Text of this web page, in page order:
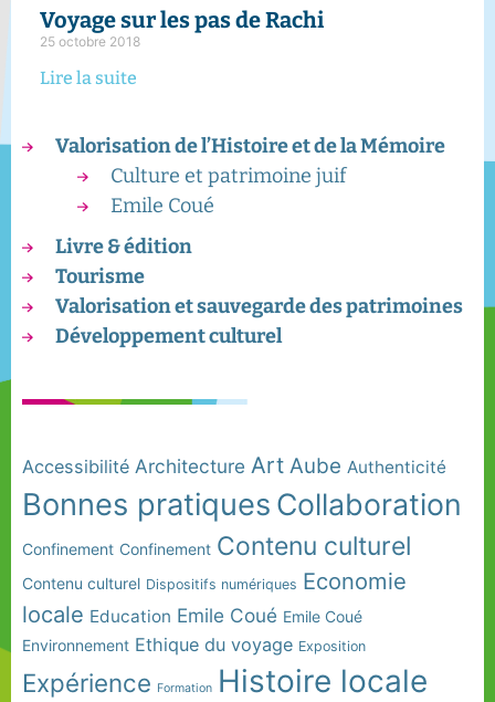
Voyage sur les pas de Rachi
25 octobre 2018
Lire la suite
Valorisation de l’Histoire et de la Mémoire
Culture et patrimoine juif
Emile Coué
Livre & édition
Tourisme
Valorisation et sauvegarde des patrimoines
Développement culturel
Accessibilité Architecture Art Aube Authenticité
Bonnes pratiques Collaboration
Confinement Confinement Contenu culturel
Contenu culturel Dispositifs numériques Economie
locale Education Emile Coué Emile Coué
Environnement Ethique du voyage Exposition
Expérience Formation Histoire locale